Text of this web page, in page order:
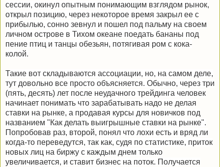
сессии, окинул опытным понимающим взглядом рынок,
открыл позицию, через некоторое время закрыл ее с
прибылью, сонно зевнул и пошел под пальму на своем
личном острове в Тихом океане поедать бананы под
пение птиц и танцы обезьян, потягивая ром с кока-
колой.
Такие вот складываются ассоциации, но, на самом деле,
тут довольно все просто объясняется. Обычно, через три
(пять, десять) лет после неудачного трейдинга человек
начинает понимать что зарабатывать надо не делая
ставки на рынке, а продавая курсы для новичков под
названием "Как делать выигрышные ставки на рынке".
Попробовав раз, второй, понял что лохи есть и вряд ли
когда-то переведутся, так как, судя по статистике, приток
новых лиц на биржу с каждым днем только
увеличивается, и ставит бизнес на поток. Получается